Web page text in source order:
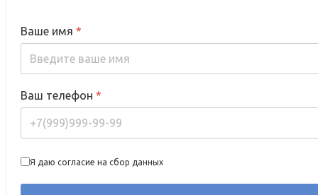
Ваше имя *
Ваш телефон *
Я даю согласие на сбор данных